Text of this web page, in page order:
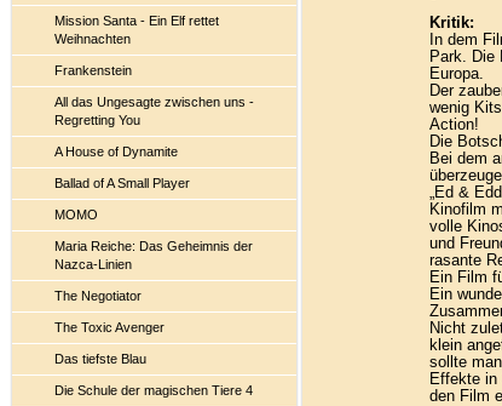
Mission Santa - Ein Elf rettet
Weihnachten
Frankenstein
All das Ungesagte zwischen uns -
Regretting You
A House of Dynamite
Ballad of A Small Player
MOMO
Maria Reiche: Das Geheimnis der
Nazca-Linien
The Negotiator
The Toxic Avenger
Das tiefste Blau
Die Schule der magischen Tiere 4
Kritik:
In dem
Park. Die
Europa.
Der
wenig
Action!
Die
Bei dem
„Ed &
Kinofilm
volle
und
rasante
Ein Film
Ein
Nicht
klein
sollte
Effekte in
den Film